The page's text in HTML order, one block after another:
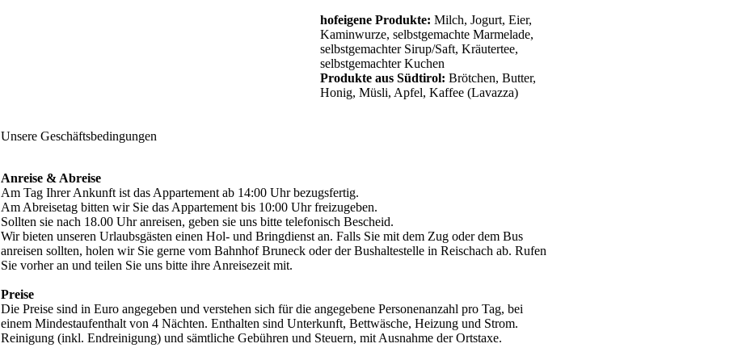
hofeigene Produkte: Milch, Jogurt, Eier,
Kaminwurze, selbstgemachte Marmelade,
selbstgemachter Sirup/Saft, Kräutertee,
selbstgemachter Kuchen
Produkte aus Südtirol: Brötchen, Butter,
Honig, Müsli, Apfel, Kaffee (Lavazza)
Unsere Geschäftsbedingungen
Anreise & Abreise
Am Tag Ihrer Ankunft ist das Appartement ab 14:00 Uhr bezugsfertig.
Am Abreisetag bitten wir Sie das Appartement bis 10:00 Uhr freizugeben.
Sollten sie nach 18.00 Uhr anreisen, geben sie uns bitte telefonisch Bescheid.
Wir bieten unseren Urlaubsgästen einen Hol- und Bringdienst an. Falls Sie mit dem Zug oder dem Bus
anreisen sollten, holen wir Sie gerne vom Bahnhof Bruneck oder der Bushaltestelle in Reischach ab. Rufen
Sie vorher an und teilen Sie uns bitte ihre Anreisezeit mit.
Preise
Die Preise sind in Euro angegeben und verstehen sich für die angegebene Personenanzahl pro Tag, bei
einem Mindestaufenthalt von 4 Nächten. Enthalten sind Unterkunft, Bettwäsche, Heizung und Strom.
Reinigung (inkl. Endreinigung) und sämtliche Gebühren und Steuern, mit Ausnahme der Ortstaxe.